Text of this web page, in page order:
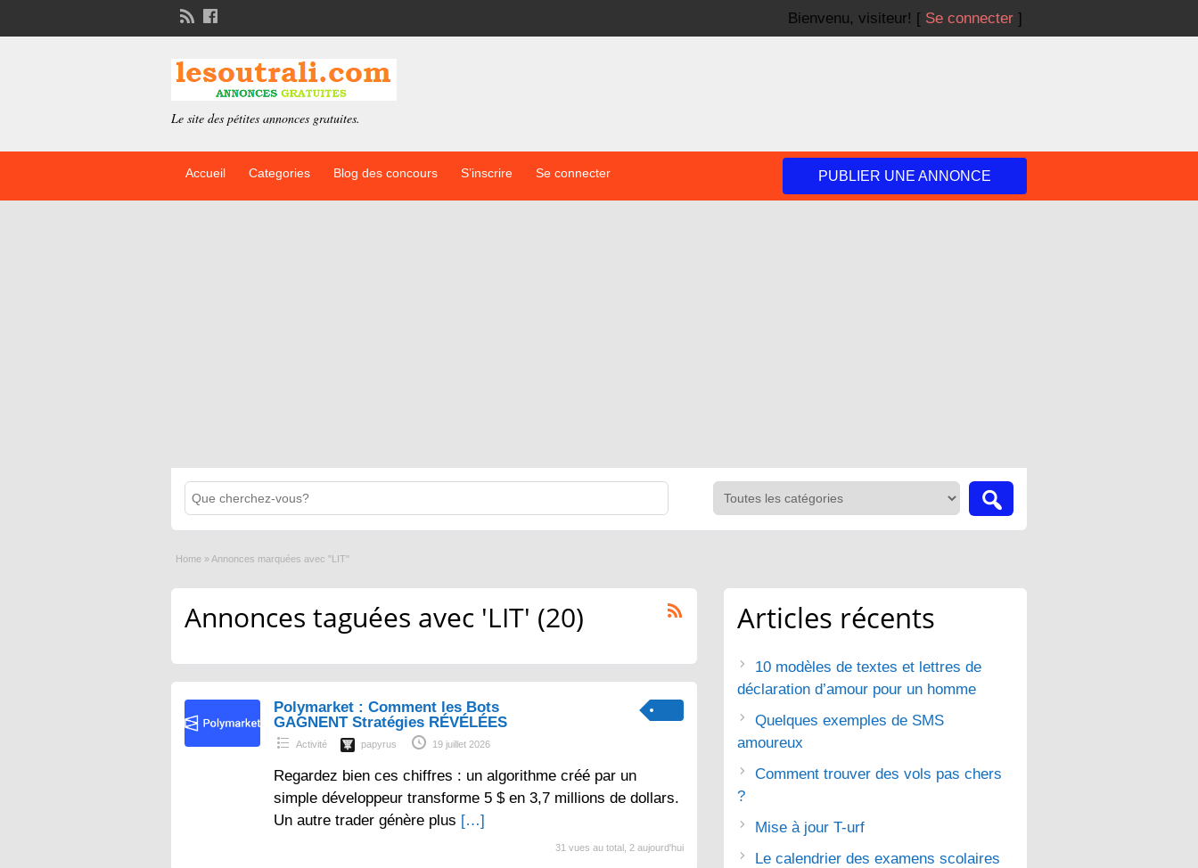
Bienvenu, visiteur! [ Se connecter ]
Le site des pétites annonces gratuites.
Accueil Categories Blog des concours S’inscrire Se connecter PUBLIER UNE ANNONCE
Home » Annonces marquées avec "LIT"
Annonces taguées avec 'LIT' (20)
Polymarket : Comment les Bots
GAGNENT Stratégies RÉVÉLÉES
Activité papyrus 19 juillet 2026
Regardez bien ces chiffres : un algorithme créé par un
simple développeur transforme 5 $ en 3,7 millions de dollars.
Un autre trader génère plus […]
31 vues au total, 2 aujourd'hui
Articles récents
10 modèles de textes et lettres de
déclaration d’amour pour un homme
Quelques exemples de SMS
amoureux
Comment trouver des vols pas chers
?
Mise à jour T-urf
Le calendrier des examens scolaires